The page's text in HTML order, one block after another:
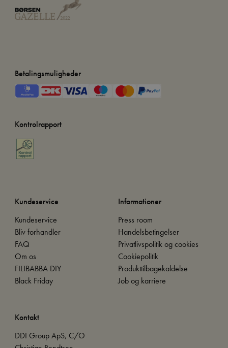
Betalingsmuligheder
Kontrolrapport
Kundeservice
Kundeservice
Bliv forhandler
FAQ
Om os
FILIBABBA DIY
Black Friday
Informationer
Press room
Handelsbetingelser
Privatlivspolitik og cookies
Cookiepolitik
Produkttilbagekaldelse
Job og karriere
Kontakt
DDI Group ApS, C/O